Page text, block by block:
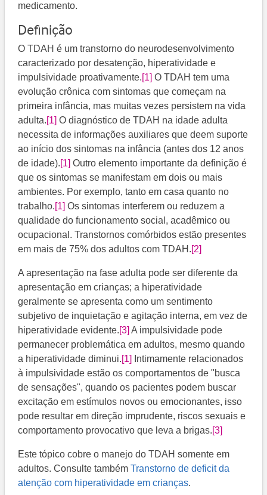
medicamento.
Definição
O TDAH é um transtorno do neurodesenvolvimento
caracterizado por desatenção, hiperatividade e
impulsividade proativamente.[1] O TDAH tem uma
evolução crônica com sintomas que começam na
primeira infância, mas muitas vezes persistem na vida
adulta.[1] O diagnóstico de TDAH na idade adulta
necessita de informações auxiliares que deem suporte
ao início dos sintomas na infância (antes dos 12 anos
de idade).[1] Outro elemento importante da definição é
que os sintomas se manifestam em dois ou mais
ambientes. Por exemplo, tanto em casa quanto no
trabalho.[1] Os sintomas interferem ou reduzem a
qualidade do funcionamento social, acadêmico ou
ocupacional. Transtornos comórbidos estão presentes
em mais de 75% dos adultos com TDAH.[2]
A apresentação na fase adulta pode ser diferente da
apresentação em crianças; a hiperatividade
geralmente se apresenta como um sentimento
subjetivo de inquietação e agitação interna, em vez de
hiperatividade evidente.[3] A impulsividade pode
permanecer problemática em adultos, mesmo quando
a hiperatividade diminui.[1]
Intimamente relacionados
à impulsividade estão os comportamentos de "busca
de sensações", quando os pacientes podem buscar
excitação em estímulos novos ou emocionantes, isso
pode resultar em direção imprudente, riscos sexuais e
comportamento provocativo que leva a brigas.[3]
Este tópico cobre o manejo do TDAH somente em
adultos. Consulte tambémTranstorno de deficit da
atenção com hiperatividade em crianças.